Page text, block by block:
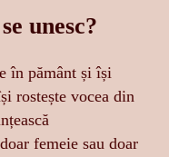
unesc?
în pământ și își
rostește vocea din
femeie sau doar